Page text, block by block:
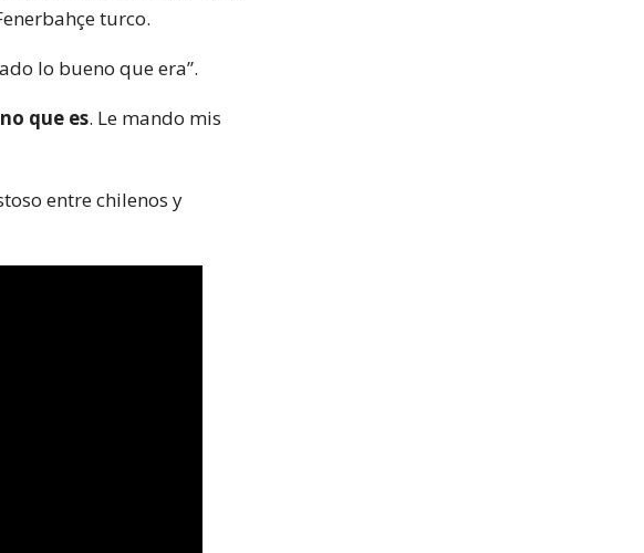
turco.
lo bueno que era”.
que es. Le mando mis
entre chilenos y